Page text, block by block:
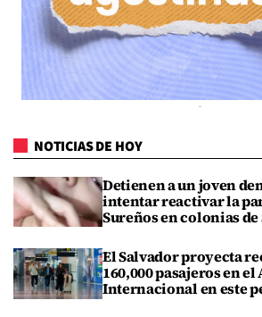
NOTICIAS DE HOY
Detienen a un joven
intentar reactivar la
Sureños en colonias de
El Salvador proyecta
160,000 pasajeros en
Internacional en este